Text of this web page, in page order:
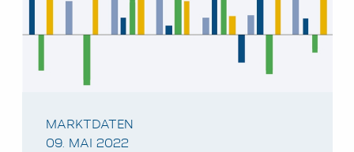
IMPRESSUM
MARKTDATEN
09. MAI 2022